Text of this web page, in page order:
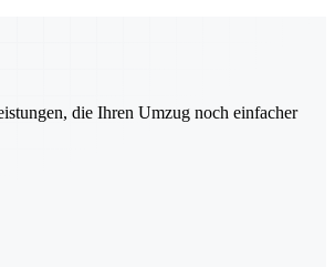
die Ihren Umzug noch einfacher